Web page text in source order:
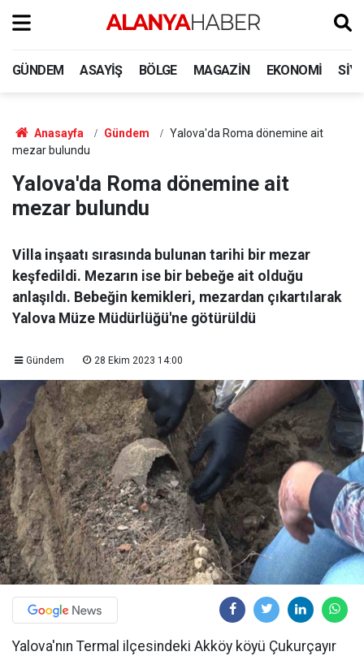
GÜNDEM ASAYIŞ BÖLGE MAGAZIN EKONOMI
Anasayfa Gündem
Yalova'da Roma dönemine ait
mezar bulundu
Yalova'da Roma dönemine ait
mezar bulundu
Villa inşaatı sırasında bulunan tarihi bir mezar
keşfedildi. Mezarın ise bir bebeğe ait olduğu
anlaşıldı. Bebeğin kemikleri, mezardan çıkartılarak
Yalova Müze Müdürlüğü'ne götürüldü
Gündem 28 Ekim 2023 14:00
Yalova'nın Termal ilçesindeki Akköy köyü Çukurçayır